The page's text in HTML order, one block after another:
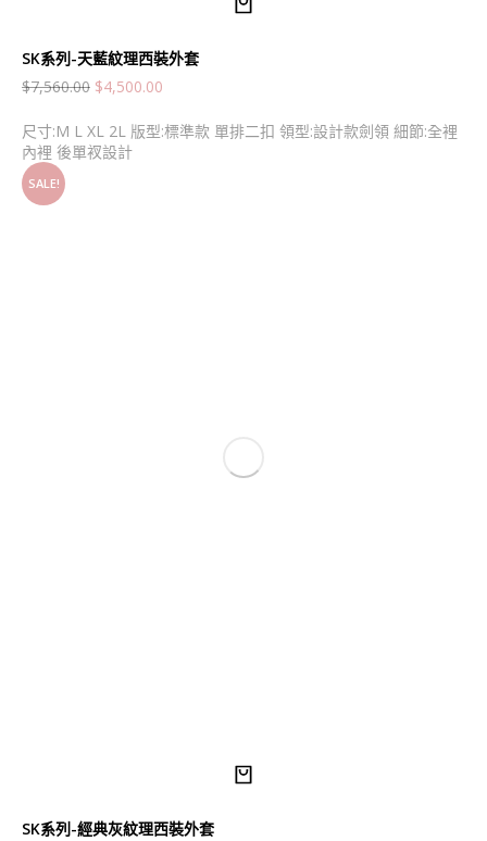
SK系列-天藍紋理西裝外套
$7,560.00 $4,500.00
尺寸:M L XL 2L 版型:標準款 單排二扣 領型:設計款劍領 細節:全裡
內裡 後單衩設計
SALE!
SK系列-經典灰紋理西裝外套